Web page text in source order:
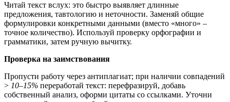
Читай текст вслух: это быстро выявляет длинные
предложения, тавтологию и неточности. Заменяй общие
формулировки конкретными данными (вместо «много» –
точное количество). Используй проверку орфографии и
грамматики, затем ручную вычитку.
Проверка на заимствования
Пропусти работу через антиплагиат; при наличии совпадений
> 10–15% переработай текст: перефразируй, добавь
собственный анализ, оформи цитаты со ссылками. Уточни